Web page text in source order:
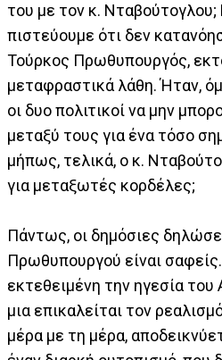
του με τον κ. Νταβούτογλου;
πιστεύουμε ότι δεν
Τούρκος Πρωθυπουργός,
μεταφραστικά λάθη. Ήταν,
οι δυο πολιτικοί να μην
μεταξύ τους για ένα τόσο
μήπως, τελικά, ο κ.
για μεταξωτές κορδέλες;
Πάντως, οι δημόσιες
Πρωθυπουργού είναι
εκτεθειμένη την ηγεσία
μια επικαλείται τον
μέρα με τη μέρα,